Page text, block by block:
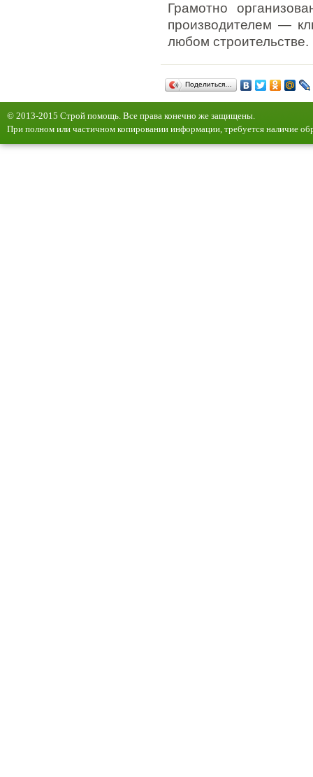
Грамотно
производителем —
любом строительстве.
Поделиться…
© 2013-2015 Строй помощь. Все права конечно же защищены.
При полном или частичном копировании информации, требуется наличие